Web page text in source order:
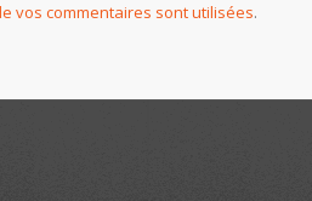
vos commentaires sont utilisées.